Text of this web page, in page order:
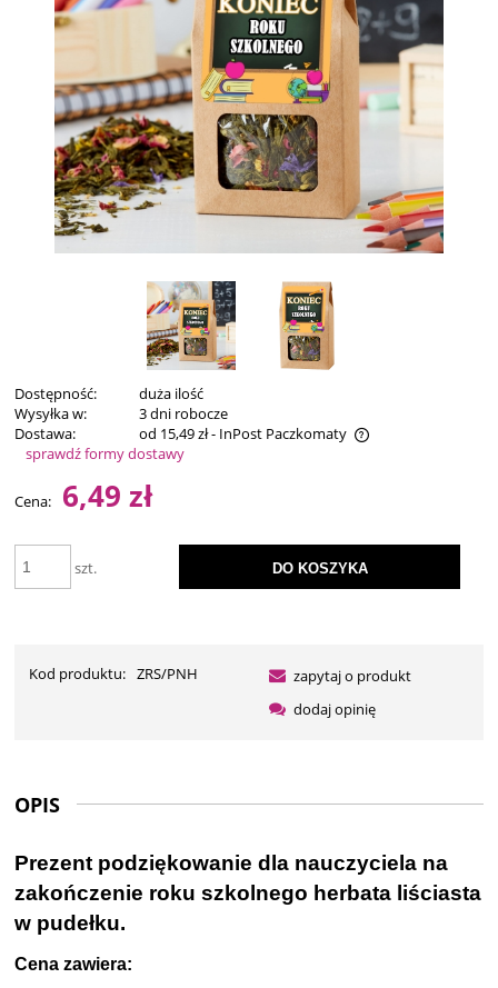
Dostępność:
duża ilość
Wysyłka w:
3 dni robocze
Dostawa:
od 15,49 zł- InPost Paczkomaty
Cena nie zawiera ewentualnych kosztów płatności
sprawdź formy dostawy
Cena: 6,49 zł
szt. DO KOSZYKA
Kod produktu: ZRS/PNH
zapytaj o produkt
dodaj opinię
OPIS
Prezent podziękowanie dla nauczyciela na
zakończenie roku szkolnego herbata liściasta
w pudełku.
Cena zawiera: